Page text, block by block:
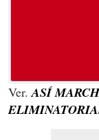
Ver. ASÍ